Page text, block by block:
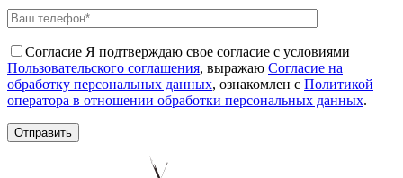
Согласие Я подтверждаю свое согласие с условиями
Пользовательского соглашения, выражаю Согласие на
обработку персональных данных, ознакомлен с Политикой
оператора в отношении обработки персональных данных.